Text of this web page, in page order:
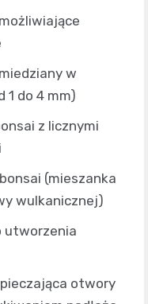
w
1 do 4 mm)
z licznymi
(mieszanka
wulkanicznej)
utworzenia
otwory